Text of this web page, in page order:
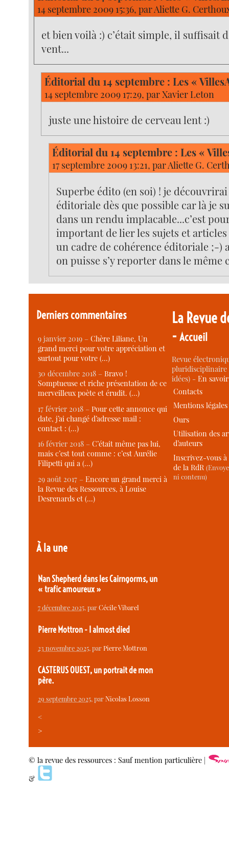
14 septembre 2009 15:36, parAliette G.
et bien voilà :) c’était simple, il suffisait
vent...
Éditorial du 14 septembre : Les «
14 septembre 2009 17:29, parXavier Leton
juste une histoire de cerveau lent :)
Éditorial du 14 septembre : Les «
17 septembre 2009 13:21, parAliette G.
Superbe édito (en soi) ! je
éditoriale dès que possible car là je
dans un rendu implacable...c’est
important de lier les sujets et
un cadre de cohérence éditoriale ;-)
on puisse s’y reporter dans le même
Derniers commentaires
9 janvier 2019 –Chère Liliane, Un
grand merci pour votre appréciation et
surtout pour votre (…)
30 décembre 2018 –Bravo !
Somptueuse et riche présentation de ce
merveilleux poète et érudit. (…)
17 février 2018 –Pour cette annonce qui
date, j’ai changé d’adresse mail :
contact : (…)
16 février 2018 –C’était même pas lui,
mais c’est tout comme : c’est Aurélie
Filipetti qui a (…)
29 août 2017 –Encore un grand merci à
la Revue des Ressources, à Louise
Desrenards et (…)
À la une
Nan Shepherd dans les Cairngorms, un
« trafic amoureux »
7 décembre 2025, parCécile Vibarel
Pierre Mottron - I almost died
23 novembre 2025, parPierre Mottron
CASTERUS OUEST, un portrait de mon
père.
29 septembre 2025, parNicolas Losson
<
>
La Revue
-Accueil
Revue
idées) -En
Contacts
Mentions légales
Ours
Utilisation des
d’auteurs
Inscrivez-vous
de la RdR
ni contenu)
© la revue des ressources : Sauf mention particulière |
&